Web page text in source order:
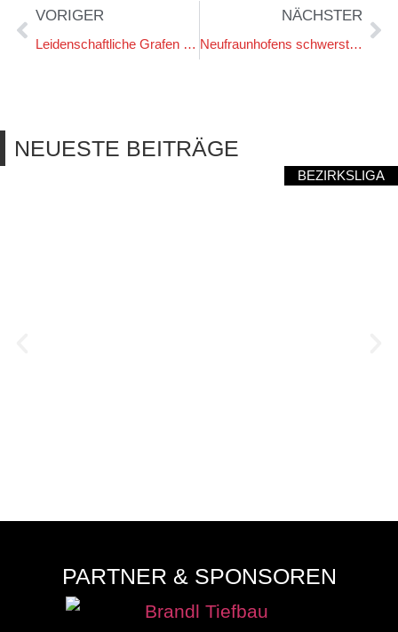
VORIGER
Leidenschaftliche Grafen besiegen 1860 Rosenheim 3:0
NÄCHSTER
Neufraunhofens schwerstes Spiel steigt bei Absteiger Feldmoching
NEUESTE BEITRÄGE
BEZIRKSLIGA
PARTNER & SPONSOREN